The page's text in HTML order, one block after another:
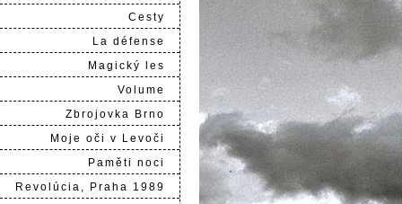
Cesty
La défense
Magický les
Volume
Zbrojovka Brno
Moje oči v Levoči
Paměti noci
Revolúcia, Praha 1989